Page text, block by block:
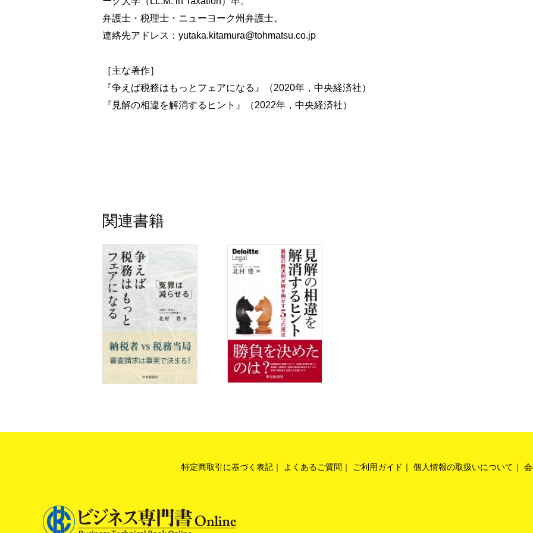
裁決⑲ 理由が分かんないよ！
裁決⑳ 後で値段が変わったわけではない
裁決㉑ お母さんの預金も混ざっていた
裁決㉒ 普通の値段じゃ売れないよ！
裁決㉓ 名探偵でなければ気づかない
4 YouTube講座「税でモメたらどうする」
弁護士・税理士・ニューヨーク州弁護士。
連絡先アドレス：yutaka.kitamura@tohmatsu.co.jp
［主な著作］
『争えば税務はもっとフェアになる』（2020年，中央経済社）
『見解の相違を解消するヒント』（2022年，中央経済社）
関連書籍
特定商取引に基づく表記 よくあるご質問 ご利用ガイド 個人情報の取扱いについて